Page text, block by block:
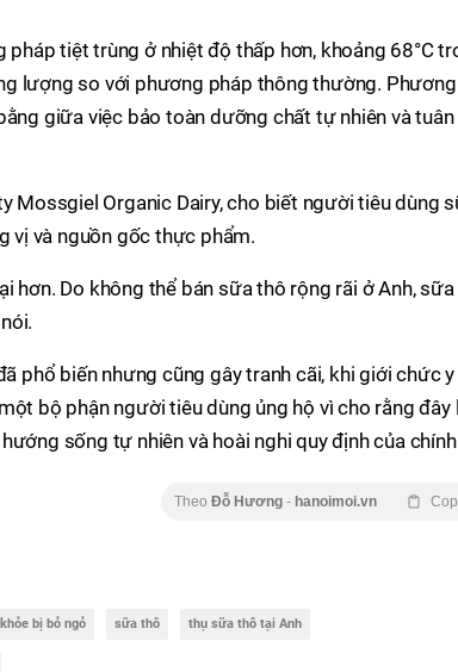
pháp tiệt trùng ở nhiệt độ thấp hơn, khoảng 68°C
lượng so với phương pháp thông thường. Phương
giữa việc bảo toàn dưỡng chất tự nhiên và
Mossgiel Organic Dairy, cho biết người tiêu dùng
vị và nguồn gốc thực phẩm.
hơn. Do không thể bán sữa thô rộng rãi ở Anh, sữa
phổ biến nhưng cũng gây tranh cãi, khi giới chức
bộ phận người tiêu dùng ủng hộ vì cho rằng đây
sống tự nhiên và hoài nghi quy định của
Theo Đỗ Hương - hanoimoi.vn
bị bỏ ngỏ sữa thô thụ sữa thô tại Anh